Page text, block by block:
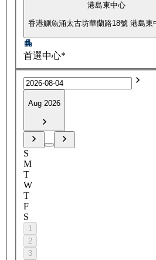
港島東中心
香港鰂魚涌太古坊華蘭路18號 港島東
首選中心*
Aug 2026
S
M
T
W
T
F
S
1
2
3